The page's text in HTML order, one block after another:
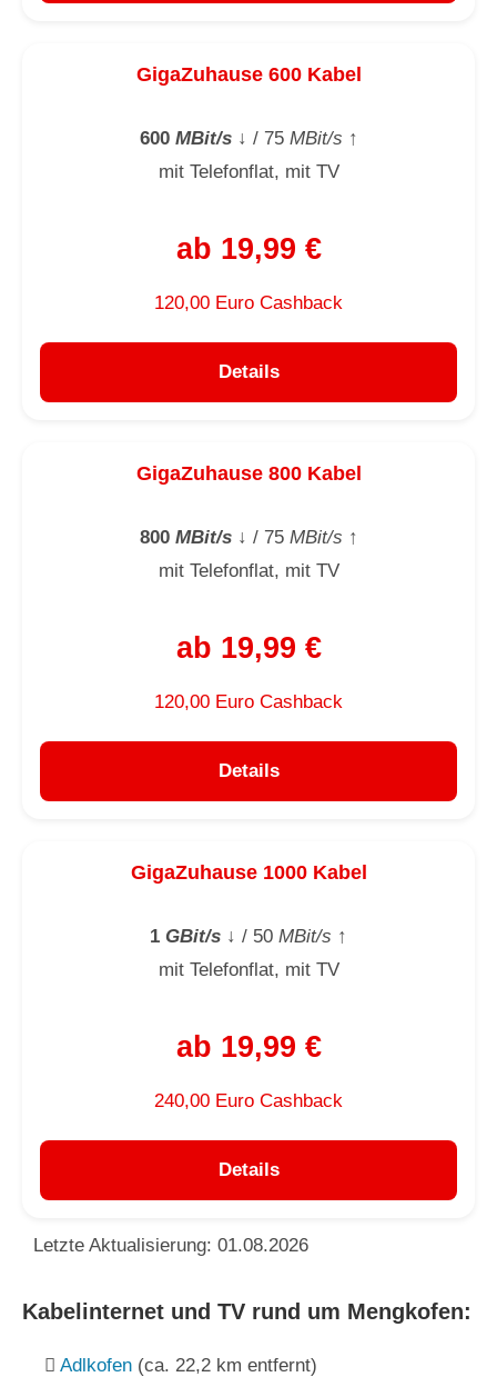
GigaZuhause 600 Kabel
600MBit/s↓ / 75MBit/s ↑
mit Telefonflat, mit TV
ab 19,99 €
120,00 Euro Cashback
Details
GigaZuhause 800 Kabel
800MBit/s↓ / 75MBit/s ↑
mit Telefonflat, mit TV
ab 19,99 €
120,00 Euro Cashback
Details
GigaZuhause 1000 Kabel
1 GBit/s ↓ / 50 MBit/s ↑
mit Telefonflat, mit TV
ab 19,99 €
240,00 Euro Cashback
Details
Letzte Aktualisierung: 01.08.2026
Kabelinternet und TV rund um Mengkofen:
Adlkofen (ca. 22,2 km entfernt)